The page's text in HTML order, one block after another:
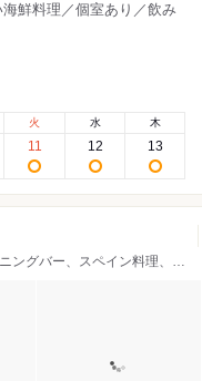
海鮮料理／個室あり／飲み
火
11
水
12
木
13
ングバー、スペイン料理、タコス